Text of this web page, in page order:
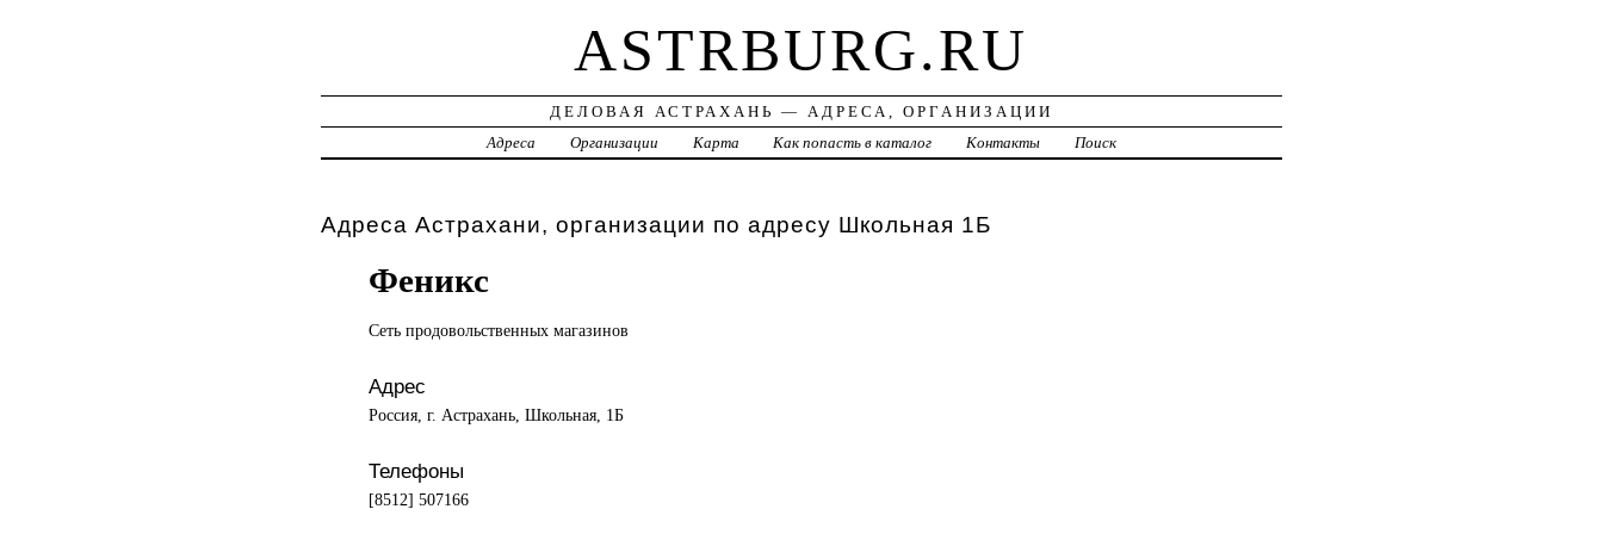
ASTRBURG.RU
ДЕЛОВАЯ АСТРАХАНЬ — АДРЕСА, ОРГАНИЗАЦИИ
Адреса
Организации Карта Как попасть в каталог Контакты Поиск
Адреса Астрахани, организации по адресу Школьная 1Б
Феникс
Сеть продовольственных магазинов
Адрес
Россия, г. Астрахань, Школьная, 1Б
Телефоны
[8512] 507166